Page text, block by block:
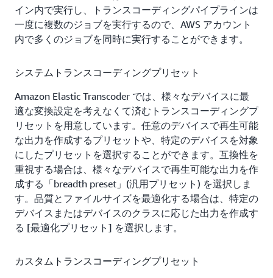
グプリセットから選択するか (例えば 720 ピクセ
ル)、独自のカスタムトランスコーディングプリセッ
トを作成する) を指定します。 オプションで、サム
固有のトランスコーディングパラメータを指定でき
Amazon Elastic Transcoder でトランスコーディングジ
ョブを実行すると、次のことが可能です。
トランスコーディングジョブのステータスを通知経
由で自動受信できます。
トランスコーディングジョブのステータスを問い合
わせることができます。
トランスコーディングジョブを停止、開始、取り消
すことで管理できます。
イン内で実行し、トランスコーディングパイプラインは
一度に複数のジョブを実行するので、AWS アカウント
内で多くのジョブを同時に実行することができます。
システムトランスコーディングプリセット
Amazon Elastic Transcoder では、様々なデバイスに最
適な変換設定を考えなくて済むトランスコーディングプ
リセットを用意しています。任意のデバイスで再生可能
な出力を作成するプリセットや、特定のデバイスを対象
にしたプリセットを選択することができます。互換性を
重視する場合は、様々なデバイスで再生可能な出力を作
成する「breadth preset」(汎用プリセット) を選択しま
す。品質とファイルサイズを最適化する場合は、特定の
デバイスまたはデバイスのクラスに応じた出力を作成す
る [最適化プリセット] を選択します。
カスタムトランスコーディングプリセット